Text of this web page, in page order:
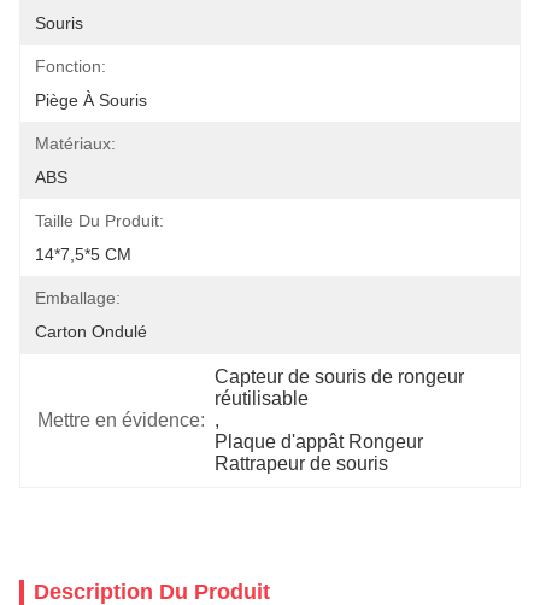
Souris
Fonction:
Piège À Souris
Matériaux:
ABS
Taille Du Produit:
14*7,5*5 CM
Emballage:
Carton Ondulé
Mettre en évidence:
Capteur de souris de rongeur
réutilisable
,
Plaque d'appât Rongeur
Rattrapeur de souris
Description Du Produit